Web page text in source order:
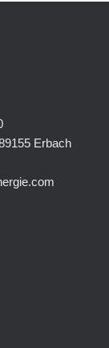
Erbach